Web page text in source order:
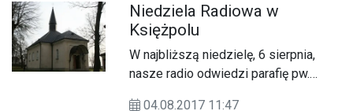
do Jasnej Góry, to także w Kalwarii
Pacławskiej koło Przemyśla nie
brakuje pątników.
Niedziela Radiowa w
Księżpolu
W najbliższą niedzielę, 6 sierpnia,
nasze radio odwiedzi parafię pw.
04.08.2017 11:47